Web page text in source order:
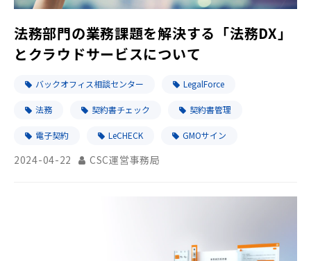
法務部門の業務課題を解決する「法務DX」
とクラウドサービスについて
バックオフィス相談センター LegalForce
法務 契約書チェック 契約書管理
電子契約 LeCHECK GMOサイン
2024-04-22 CSC運営事務局